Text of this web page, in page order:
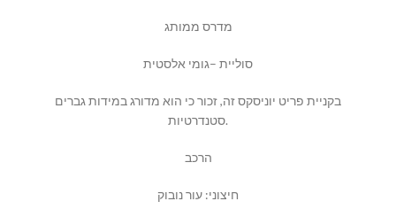
מדרס ממותג
סוליית –גומי אלסטית
בקניית פריט יוניסקס זה, זכור כי הוא מדורג במידות גברים
סטנדרטיות.
הרכב
חיצוני: עור נובוק